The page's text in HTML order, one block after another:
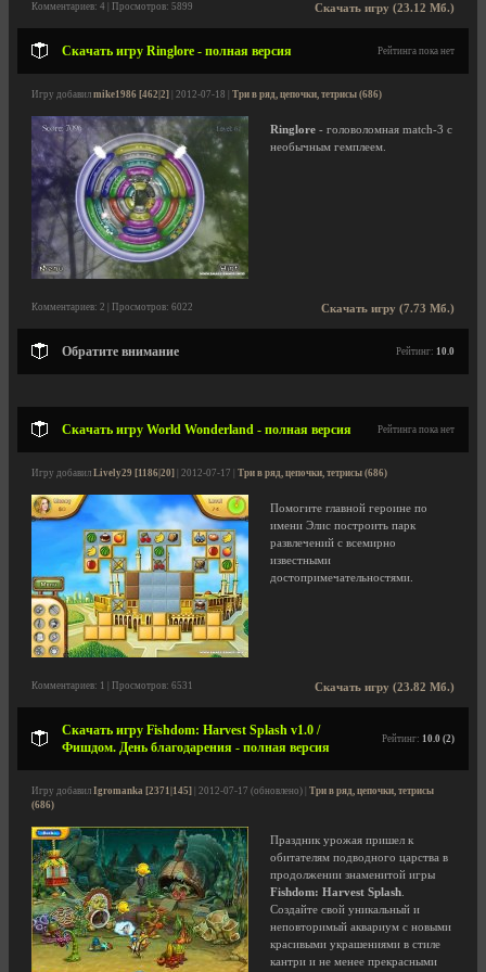
Скачать игру (23.12 Мб.)
Комментариев: 4 | Просмотров: 5899
Скачать игру Ringlore - полная версия Рейтинга пока нет
Игру добавил mike1986 [462|2] | 2012-07-18 | Три в ряд, цепочки, тетрисы (686)
Ringlore - головоломная match-3 с
необычным гемплеем.
Скачать игру (7.73 Мб.)
Комментариев: 2 | Просмотров: 6022
Обратите внимание Рейтинг: 10.0
Скачать игру World Wonderland - полная версия Рейтинга пока нет
Игру добавил Lively29 [1186|20] | 2012-07-17 | Три в ряд, цепочки, тетрисы (686)
Помогите главной героине по
имени Элис построить парк
развлечений с всемирно
известными
достопримечательностями.
Скачать игру (23.82 Мб.)
Комментариев: 1 | Просмотров: 6531
Скачать игру Fishdom: Harvest Splash v1.0 /
Фишдом. День благодарения - полная версия
Рейтинг: 10.0 (2)
Игру добавил Igromanka [2371|145] | 2012-07-17 (обновлено) | Три в ряд, цепочки, тетрисы
(686)
Праздник урожая пришел к
обитателям подводного царства в
продолжении знаменитой игры
Fishdom: Harvest Splash
Создайте свой уникальный и
неповторимый аквариум с новыми
красивыми украшениями в стиле
кантри и не менее прекрасными